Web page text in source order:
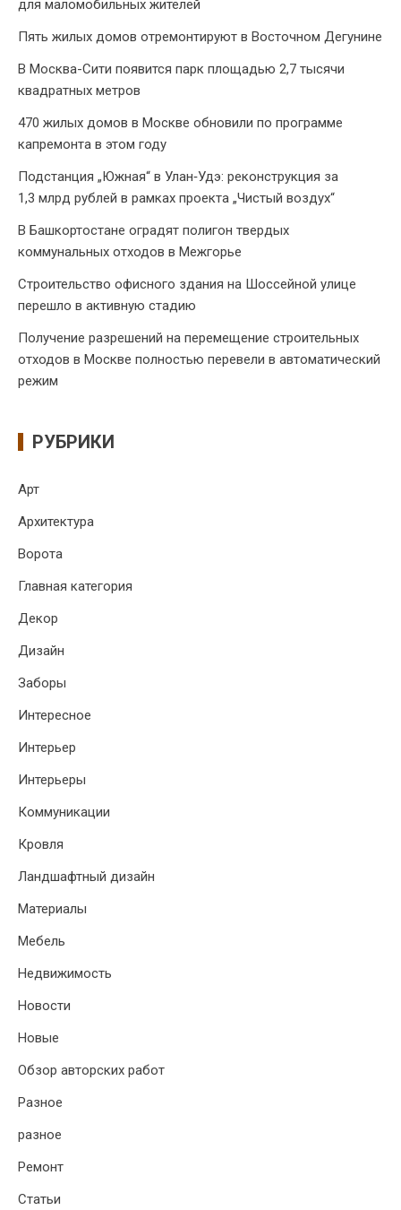
для маломобильных жителей
Пять жилых домов отремонтируют в Восточном Дегунине
В Москва-Сити появится парк площадью 2,7 тысячи
квадратных метров
470 жилых домов в Москве обновили по программе
капремонта в этом году
Подстанция „Южная“ в Улан‑Удэ: реконструкция за
1,3 млрд рублей в рамках проекта „Чистый воздух“
В Башкортостане оградят полигон твердых
коммунальных отходов в Межгорье
Строительство офисного здания на Шоссейной улице
перешло в активную стадию
Получение разрешений на перемещение строительных
отходов в Москве полностью перевели в автоматический
режим
РУБРИКИ
Арт
Архитектура
Ворота
Главная категория
Декор
Дизайн
Заборы
Интересное
Интерьер
Интерьеры
Коммуникации
Кровля
Ландшафтный дизайн
Материалы
Мебель
Недвижимость
Новости
Новые
Обзор авторских работ
Разное
разное
Ремонт
Статьи